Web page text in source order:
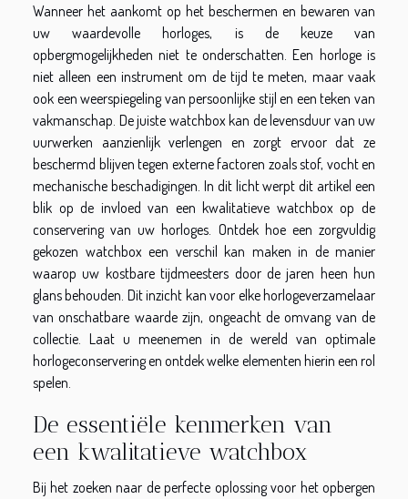
Wanneer het aankomt op het beschermen en bewaren van
uw waardevolle horloges, is de keuze van
opbergmogelijkheden niet te onderschatten. Een horloge is
niet alleen een instrument om de tijd te meten, maar vaak
ook een weerspiegeling van persoonlijke stijl en een teken van
vakmanschap. De juiste watchbox kan de levensduur van uw
uurwerken aanzienlijk verlengen en zorgt ervoor dat ze
beschermd blijven tegen externe factoren zoals stof, vocht en
mechanische beschadigingen. In dit licht werpt dit artikel een
blik op de invloed van een kwalitatieve watchbox op de
conservering van uw horloges. Ontdek hoe een zorgvuldig
gekozen watchbox een verschil kan maken in de manier
waarop uw kostbare tijdmeesters door de jaren heen hun
glans behouden. Dit inzicht kan voor elke horlogeverzamelaar
van onschatbare waarde zijn, ongeacht de omvang van de
collectie. Laat u meenemen in de wereld van optimale
horlogeconservering en ontdek welke elementen hierin een rol
spelen.
De essentiële kenmerken van
een kwalitatieve watchbox
Bij het zoeken naar de perfecte oplossing voor het opbergen